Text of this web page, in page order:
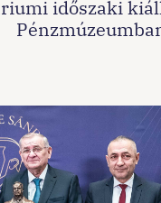
időszaki